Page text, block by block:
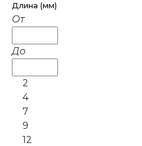
Длина (мм)
От
До
2
4
7
9
12